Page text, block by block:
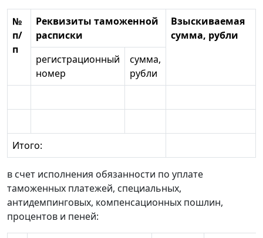
№
п/
п
Реквизиты таможенной
расписки
Взыскиваемая
сумма, рубли
регистрационный
номер
сумма,
рубли
Итого:
в счет исполнения обязанности по уплате
таможенных платежей, специальных,
антидемпинговых, компенсационных пошлин,
процентов и пеней: